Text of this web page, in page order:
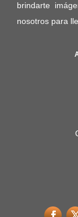
brindarte
nosotros para